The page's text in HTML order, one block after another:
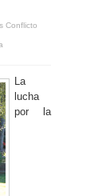
Conflicto
La
lucha
por la